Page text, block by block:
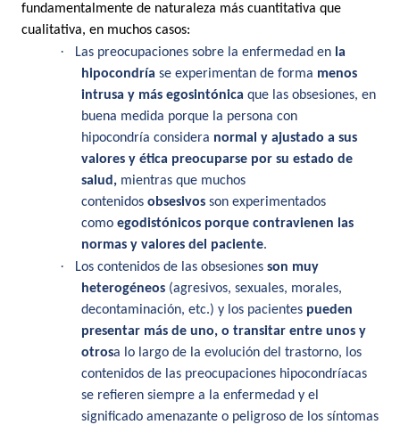
fundamentalmente de naturaleza más cuantitativa que
cualitativa, en muchos casos:
· Las preocupaciones sobre la enfermedad en la
hipocondría se experimentan de forma menos
intrusa y más egosintónica que las obsesiones, en
buena medida porque la persona con
hipocondría considera normal y ajustado a sus
valores y ética preocuparse por su estado de
salud, mientras que muchos
contenidos obsesivos son experimentados
como egodistónicos porque contravienen las
normas y valores del paciente.
· Los contenidos de las obsesiones son muy
heterogéneos(agresivos, sexuales, morales,
decontaminación, etc.) y los pacientes pueden
presentar más de uno, o transitar entre unos y
otrosa lo largo de la evolución del trastorno, los
contenidos de las preocupaciones hipocondríacas
se refieren siempre a la enfermedad y el
significado amenazante o peligroso de los síntomas